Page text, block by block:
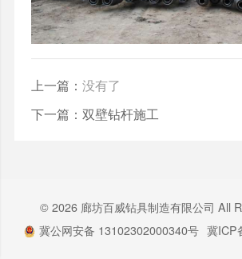
上一篇： 没有了
下一篇： 双壁钻杆施工
© 2026 廊坊百威钻具制造有限公司 All
冀公网安备 13102302000340号 冀ICP